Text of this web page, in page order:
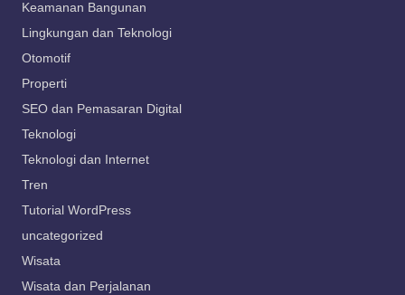
Keamanan Bangunan
Lingkungan dan Teknologi
Otomotif
Properti
SEO dan Pemasaran Digital
Teknologi
Teknologi dan Internet
Tren
Tutorial WordPress
uncategorized
Wisata
Wisata dan Perjalanan